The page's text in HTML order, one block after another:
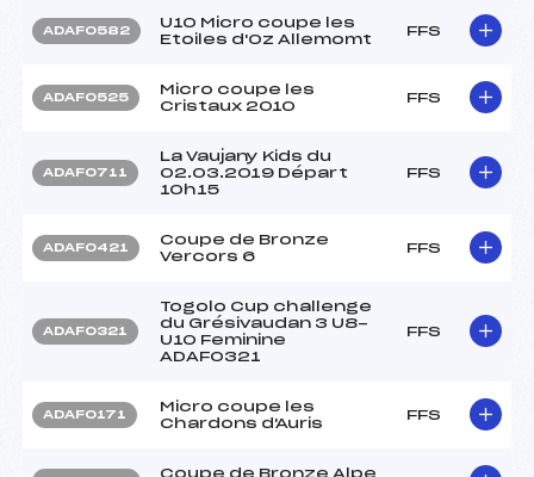
ADAF0582
U10 Micro coupe les
Etoiles d'Oz Allemomt
FFS
ADAF0525
Micro coupe les
Cristaux 2010
FFS
ADAF0711
La Vaujany Kids du
02.03.2019 Départ
10h15
FFS
ADAF0421
Coupe de Bronze
Vercors 6
FFS
ADAF0321
Togolo Cup challenge
du Grésivaudan 3 U8-
U10 Feminine
ADAF0321
FFS
ADAF0171
Micro coupe les
Chardons d'Auris
FFS
Coupe de Bronze Alpe